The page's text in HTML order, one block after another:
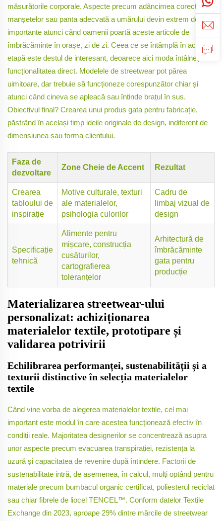
măsurătorile corporale. Aspecte precum adâncimea corectă a
manșetelor sau panta adecvată a umărului devin extrem de
importante atunci când oamenii poartă aceste articole de
îmbrăcăminte în orașe, zi de zi. Ceea ce se întâmplă în această
etapă este destul de interesant, deoarece aici moda întâlnește
funcționalitatea direct. Modelele de streetwear pot părea
uimitoare, dar trebuie să funcționeze corespunzător chiar și
atunci când cineva se apleacă sau întinde brațul în sus.
Obiectivul final? Crearea unui produs gata pentru fabricație,
păstrând în același timp ideile originale de design, indiferent de
dimensiunea sau forma clientului.
Faza de
dezvoltare
Zone Cheie de Accent Rezultat
Crearea
tabloului de
inspirație
Motive culturale, texturi
ale materialelor,
psihologia culorilor
Cadru de
limbaj vizual de
design
Specificație
tehnică
Alimente pentru
mișcare, construcția
cusăturilor,
cartografierea
toleranțelor
Arhitectură de
îmbrăcăminte
gata pentru
producție
Materializarea streetwear-ului
personalizat: achiziționarea
materialelor textile, prototipare și
validarea potrivirii
Echilibrarea performanței, sustenabilității și a
texturii distinctive în selecția materialelor
textile
Când vine vorba de alegerea materialelor textile, cel mai
important este modul în care acestea funcționează efectiv în
condiții reale. Majoritatea designerilor se concentrează asupra
unor aspecte precum evacuarea transpirației, rezistența la
uzură și capacitatea de revenire după întindere. Factorii de
sustenabilitate intră, de asemenea, în calcul, mulți optând pentru
materiale precum bumbacul organic certificat, poliesterul reciclat
sau chiar fibrele de liocel TENCEL™. Conform datelor Textile
Exchange din 2023, aproape 29% dintre mărcile de streetwear